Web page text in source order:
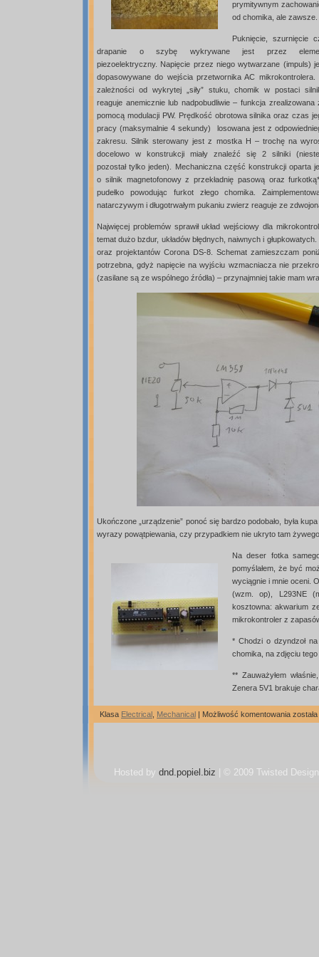
prymitywnym
od chomika, ale zawsze.
Puknięcie, szurnięcie
drapanie o szybę wykrywane jest przez
piezoelektryczny. Napięcie przez niego wytwarzane (impuls)
dopasowywane do wejścia przetwornika AC mikrokontrolera.
zależności od wykrytej „siły” stuku, chomik w postaci
reaguje anemicznie lub nadpobudliwie – funkcja zrealizowana
pomocą modulacji PW. Prędkość obrotowa silnika oraz czas
pracy (maksymalnie 4 sekundy) losowana jest z
zakresu. Silnik sterowany jest z mostka H – trochę na
docelowo w konstrukcji miały znaleźć się 2 silniki
pozostał tylko jeden). Mechaniczna część konstrukcji oparta
o silnik magnetofonowy z przekładnię pasową oraz
pudełko powodując furkot złego chomika.
natarczywym i długotrwałym pukaniu zwierz reaguje ze
Najwięcej problemów sprawił układ wejściowy dla
temat dużo bzdur, układów błędnych, naiwnych i
oraz projektantów Corona DS-8. Schemat zamieszczam
potrzebna, gdyż napięcie na wyjściu wzmacniacza nie
(zasilane są ze wspólnego źródła) – przynajmniej takie mam
Ukończone „urządzenie” ponoć się bardzo podobało, była
wyrazy powątpiewania, czy przypadkiem nie ukryto tam
Na deser fotka
pomyślałem, że być
wyciągnie i mnie oceni.
(wzm. op), L293NE
kosztowna: akwarium
mikrokontroler z
* Chodzi o dzyndzoł
chomika, na zdjęciu
** Zauważyłem
Zenera 5V1 brakuje
Klasa Electrical Mechanical | Możliwość komentowania
Hosted by dnd.popiel.biz | © 2009 Twisted